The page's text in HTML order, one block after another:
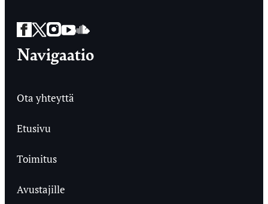
Facebook
Twitter
Instagram
YouTube
SoundCloud
Navigaatio
Ota yhteyttä
Etusivu
Toimitus
Avustajille